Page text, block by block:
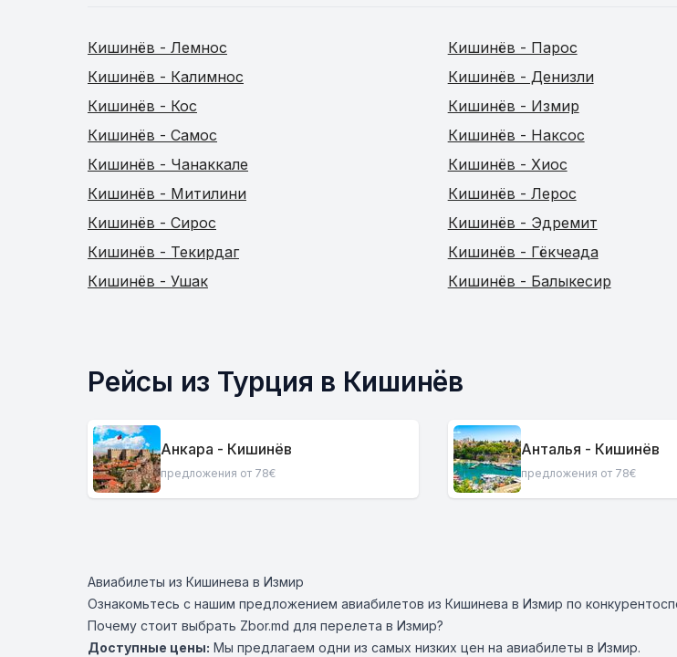
Кишинёв - Лемнос Кишинёв - Парос
Кишинёв - Калимнос
Кишинёв - Денизли
Кишинёв - Кос
Кишинёв - Измир
Кишинёв - Самос
Кишинёв - Наксос
Кишинёв - Чанаккале
Кишинёв - Хиос
Кишинёв - Митилини
Кишинёв - Лерос
Кишинёв - Сирос
Кишинёв - Эдремит
Кишинёв - Текирдаг
Кишинёв - Гёкчеада
Кишинёв - Ушак
Кишинёв - Балыкесир
Рейсы из Турция в Кишинёв
Анкара - Кишинёв
предложения от 78€
Анталья - Кишинёв
предложения от 78€
Авиабилеты из Кишинева в Измир
Ознакомьтесь с нашим предложением авиабилетов из Кишинева в Измир по
Почему стоит выбрать Zbor.md для перелета в Измир?
Доступные цены: Мы предлагаем одни из самых низких цен на авиабилеты в Измир.